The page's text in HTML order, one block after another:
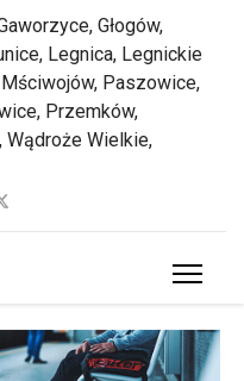
Głogów,
Legnica, Legnickie
Paszowice,
Przemków,
Wądroże Wielkie,